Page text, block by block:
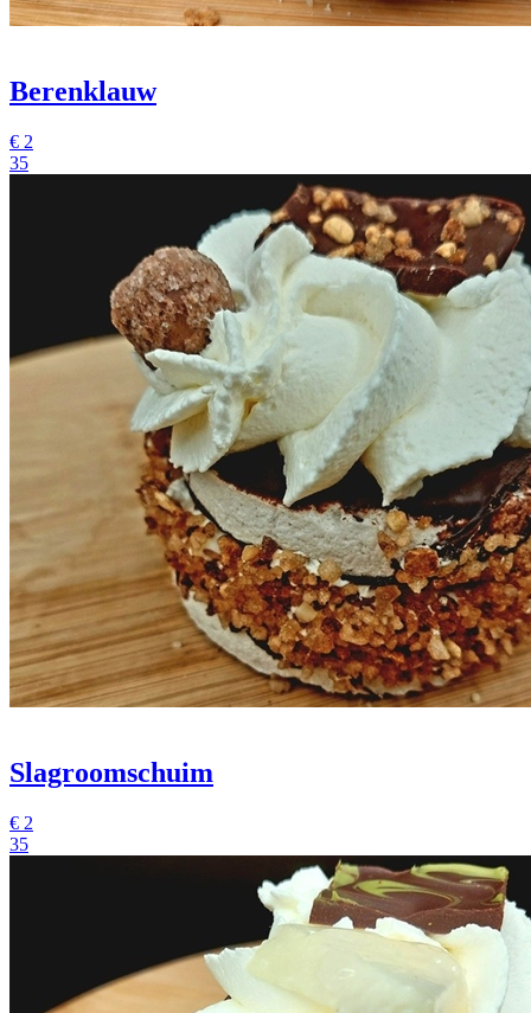
Berenklauw
€ 2
35
Slagroomschuim
€ 2
35